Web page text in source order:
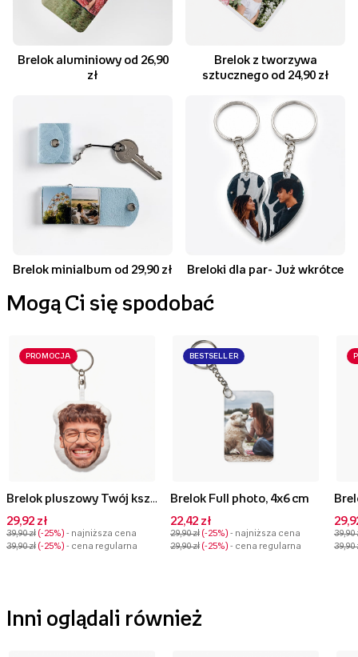
Brelok aluminiowy od 26,90
zł
Brelok z tworzywa
sztucznego od 24,90 zł
Brelok minialbum od 29,90 zł Breloki dla par- Już wkrótce
Mogą Ci się spodobać
PROMOCJA
29,92 zł
39,90 zł -25% - najniższa cena
39,90 zł -25% - cena regularna
BESTSELLER
Brelok Full photo, 4x6 cm
22,42 zł
29,90 zł -25% - najniższa cena
29,90 zł -25% - cena regularna
39,90
39,90
Inni oglądali również